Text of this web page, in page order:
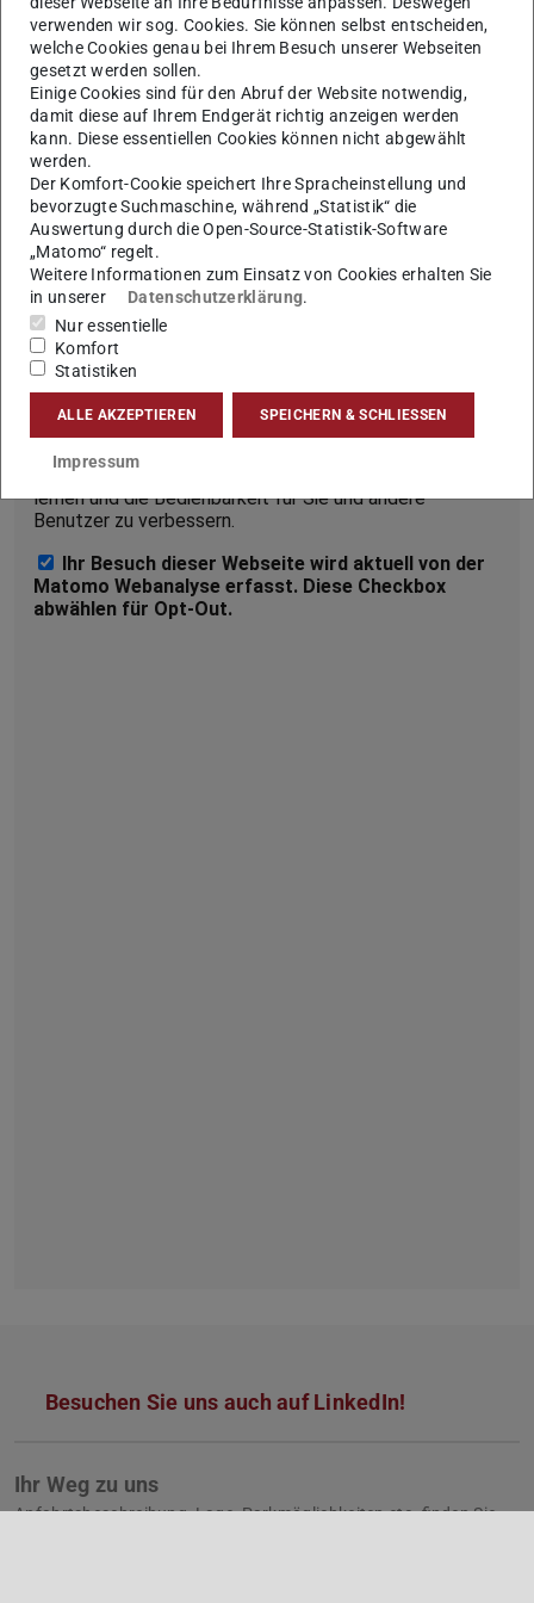
Benutzung der Webseiten sog. „Cookies“, Textdateien, die
auf Ihrem Computer gespeichert werden. Durch
entsprechende Einstellungen in der Browser-Software
lässt sich die Speicherung von Cookies unterbinden.
Sofern Ihr Browser die „Do-Not-Track“-Technik unterstützt
und Sie diese aktiviert haben, wird ihr Besuch
automatisch ignoriert.
Nur auf Seiten, auf denen in der Fußzeile (Footer) der Link
„Webseitenanalyse“ zu sehen ist, werden von Matomo
Nutzungsdaten erfasst.
Besuchen Sie uns auch auf LinkedIn!
Ihr Weg zu uns
Anfahrtsbeschreibung, Lage, Parkmöglichkeiten etc. finden Sie
verwenden wir sog. Cookies. Sie können selbst entscheiden,
welche Cookies genau bei Ihrem Besuch unserer Webseiten
gesetzt werden sollen.
Einige Cookies sind für den Abruf der Website notwendig,
damit diese auf Ihrem Endgerät richtig anzeigen werden
kann. Diese essentiellen Cookies können nicht abgewählt
werden.
Der Komfort-Cookie speichert Ihre Spracheinstellung und
bevorzugte Suchmaschine, während „Statistik“ die
Auswertung durch die Open-Source-Statistik-Software
„Matomo“ regelt.
Weitere Informationen zum Einsatz von Cookies erhalten Sie
in unserer
Datenschutzerklärung.
Nur essentielle
Komfort
Statistiken
ALLE AKZEPTIEREN SPEICHERN & SCHLIESSEN
Impressum